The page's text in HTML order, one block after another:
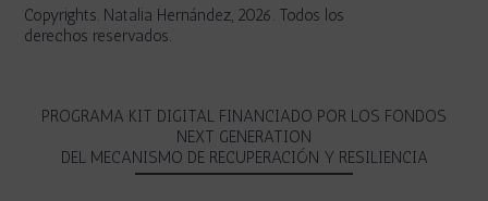
Copyrights. Natalia Hernández, 2026. Todos los
derechos reservados.
PROGRAMA KIT DIGITAL FINANCIADO POR LOS FONDOS
NEXT GENERATION
DEL MECANISMO DE RECUPERACIÓN Y RESILIENCIA